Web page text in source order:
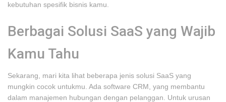
kebutuhan spesifik bisnis kamu.
Berbagai Solusi SaaS yang Wajib
Kamu Tahu
Sekarang, mari kita lihat beberapa jenis solusi SaaS yang
mungkin cocok untukmu. Ada software CRM, yang membantu
dalam manajemen hubungan dengan pelanggan. Untuk urusan